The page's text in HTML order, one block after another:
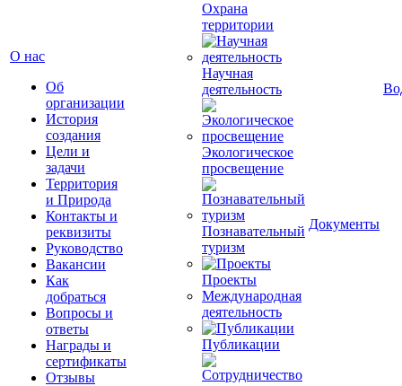
О нас
Об
организации
История
создания
Цели и
задачи
Территория
и Природа
Контакты и
реквизиты
Руководство
Вакансии
Как
добраться
Вопросы и
ответы
Награды и
сертификаты
Отзывы
Охрана
территории
Научная
деятельность
Экологическое
просвещение
Познавательный
туризм
Проекты
Международная
деятельность
Публикации
Документы